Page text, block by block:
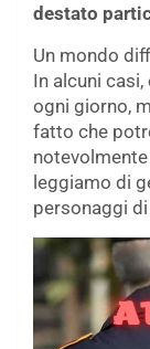
destato
Un mondo
In alcuni
ogni giorno,
fatto che
leggiamo di
personaggi